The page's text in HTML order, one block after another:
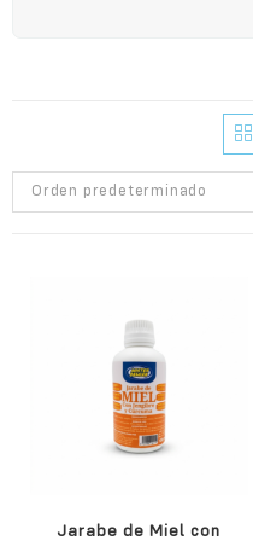
Orden predeterminado
Jarabe de Miel con